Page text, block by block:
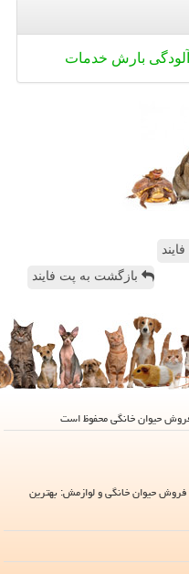
آلودگی بارش خدمات
بازگشت به پت فایند
فروش حیوان خانگی و لوازمش: بهترین